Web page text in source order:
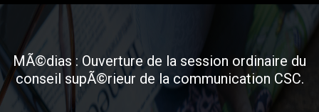
navigation
MÃ©dias : Ouverture de la session ordinaire du
conseil supÃ©rieur de la communication CSC.